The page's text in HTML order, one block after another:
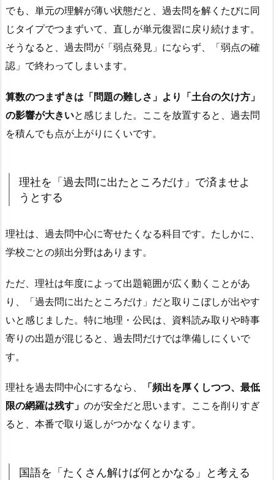
でも、単元の理解が薄い状態だと、過去問を解くたびに同
じタイプでつまずいて、直しが単元復習に戻り続けます。
そうなると、過去問が「弱点発見」にならず、「弱点の確
認」で終わってしまいます。
算数のつまずきは「問題の難しさ」より「土台の欠け方」
の影響が大きいと感じました。ここを放置すると、過去問
を積んでも点が上がりにくいです。
理社を「過去問に出たところだけ」で済ませよ
うとする
理社は、過去問中心に寄せたくなる科目です。たしかに、
学校ごとの頻出分野はあります。
ただ、理社は年度によって出題範囲が広く動くことがあ
り、「過去問に出たところだけ」だと取りこぼしが出やす
いと感じました。特に地理・公民は、資料読み取りや時事
寄りの出題が混じると、過去問だけでは準備しにくいで
す。
理社を過去問中心にするなら、
「頻出を厚くしつつ、最低
限の網羅は残す」 のが安全だと思います。ここを削りすぎ
ると、本番で取り返しがつかなくなります。
国語を「たくさん解けば何とかなる」と考える